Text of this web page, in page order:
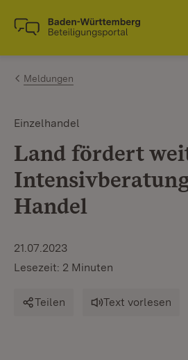
Zum Inhalt springen
Link zur Startseite
Meldungen
Einzelhandel
Land fördert
Handel
21.07.2023
Lesezeit: 2 Minuten
Teilen Text vorlesen